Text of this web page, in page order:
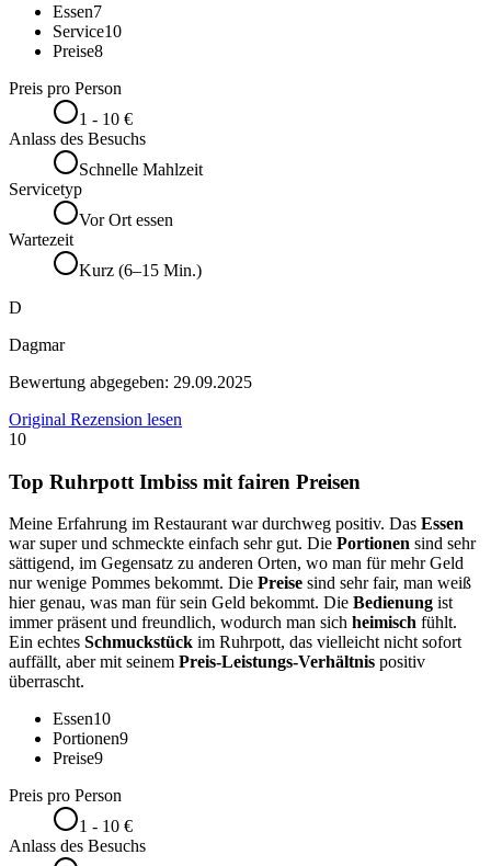
Essen7
Service10
Preise8
Preis pro Person
1 - 10 €
Anlass des Besuchs
Schnelle Mahlzeit
Servicetyp
Vor Ort essen
Wartezeit
Kurz (6–15 Min.)
D
Dagmar
Bewertung abgegeben: 29.09.2025
Original Rezension lesen
10
Top Ruhrpott Imbiss mit fairen Preisen
Meine Erfahrung im Restaurant war durchweg positiv. Das Essen
war super und schmeckte einfach sehr gut. Die Portionen sind sehr
sättigend, im Gegensatz zu anderen Orten, wo man für mehr Geld
nur wenige Pommes bekommt. Die Preise sind sehr fair, man weiß
hier genau, was man für sein Geld bekommt. Die Bedienung ist
immer präsent und freundlich, wodurch man sich heimisch fühlt.
Ein echtes Schmuckstück im Ruhrpott, das vielleicht nicht sofort
auffällt, aber mit seinem Preis-Leistungs-Verhältnis positiv
überrascht.
Essen10
Portionen9
Preise9
Preis pro Person
1 - 10 €
Anlass des Besuchs